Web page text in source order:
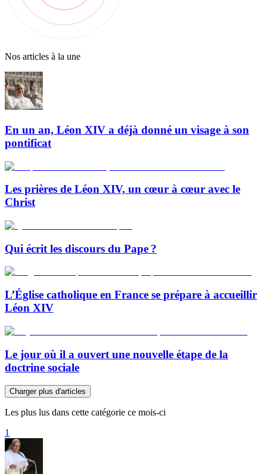
Nos articles à la une
En un an, Léon XIV a déjà donné un visage à son
pontificat
Les prières de Léon XIV, un cœur à cœur avec le
Christ
Qui écrit les discours du Pape ?
L’Église catholique en France se prépare à accueillir
Léon XIV
Le jour où il a ouvert une nouvelle étape de la
doctrine sociale
Charger plus d'articles
Les plus lus dans cette catégorie ce mois-ci
1